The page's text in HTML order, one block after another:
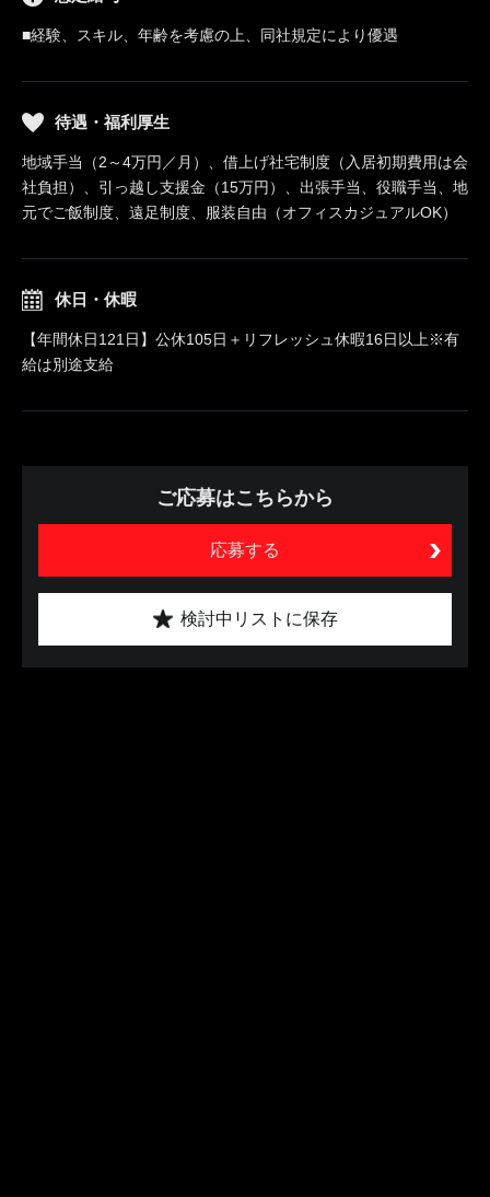
■経験、スキル、年齢を考慮の上、同社規定により優遇
待遇・福利厚生
地域手当（2～4万円／月）、借上げ社宅制度（入居初期費用は会
社負担）、引っ越し支援金（15万円）、出張手当、役職手当、地
元でご飯制度、遠足制度、服装自由（オフィスカジュアルOK）
休日・休暇
【年間休日121日】公休105日＋リフレッシュ休暇16日以上※有
給は別途支給
ご応募はこちらから
応募する
検討中リストに保存